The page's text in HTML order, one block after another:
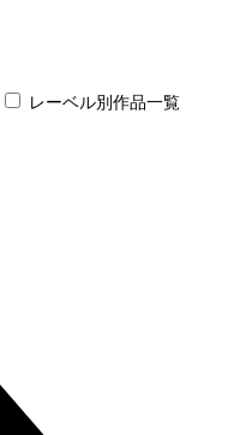
レーベル別作品一覧